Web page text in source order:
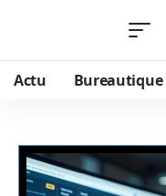
Actu Bureautique